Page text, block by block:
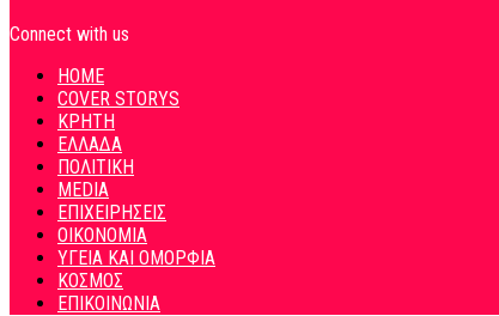
Connect with us
HOME
COVER STORYS
ΚΡΗΤΗ
ΕΛΛΑΔΑ
ΠΟΛΙΤΙΚΗ
MEDIA
ΕΠΙΧΕΙΡΗΣΕΙΣ
ΟΙΚΟΝΟΜΙΑ
ΥΓΕΙΑ ΚΑΙ ΟΜΟΡΦΙΑ
ΚΟΣΜΟΣ
ΕΠΙΚΟΙΝΩΝΙΑ